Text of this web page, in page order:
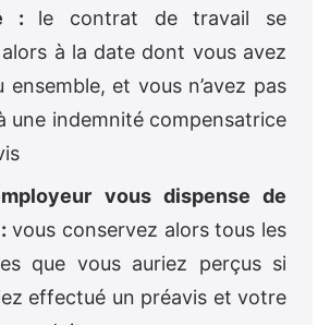
: le contrat de travail se
à la date dont vous avez
ensemble, et vous n’avez pas
une indemnité compensatrice
vous dispense de
vous conservez alors tous les
que vous auriez perçus si
effectué un préavis et votre